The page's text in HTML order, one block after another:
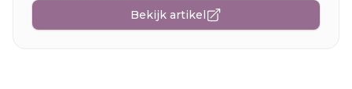
Bekijk artikel